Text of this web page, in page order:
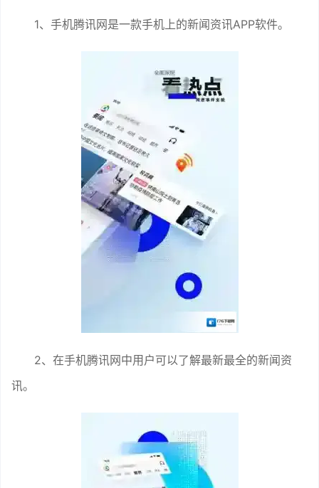
1、手机腾讯网是一款手机上的新闻资讯APP软件。
2、在手机腾讯网中用户可以了解最新最全的新闻资
讯。